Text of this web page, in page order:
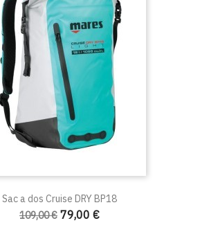
Sac a dos Cruise DRY BP18
109,00 € 79,00 €